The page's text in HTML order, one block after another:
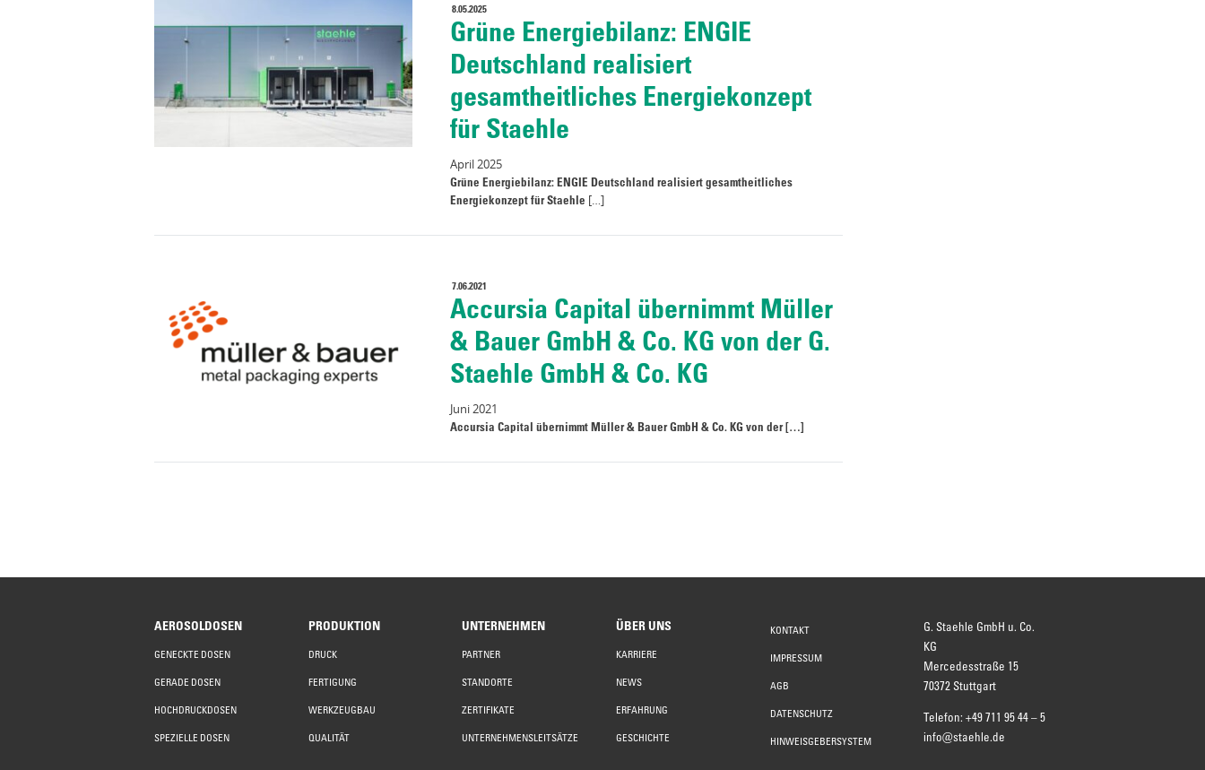
Grüne Energiebilanz: ENGIE
Deutschland realisiert
gesamtheitliches Energiekonzept
für Staehle
April 2025
Grüne Energiebilanz: ENGIE Deutschland realisiert gesamtheitliches
Energiekonzept für Staehle […]
8.05.2025
Accursia Capital übernimmt Müller
& Bauer GmbH & Co. KG von der G.
Staehle GmbH & Co. KG
Juni 2021
Accursia Capital übernimmt Müller & Bauer GmbH & Co. KG von der […]
7.06.2021
AEROSOLDOSEN
GENECKTE DOSEN
GERADE DOSEN
HOCHDRUCKDOSEN
SPEZIELLE DOSEN
PRODUKTION
DRUCK
FERTIGUNG
WERKZEUGBAU
QUALITÄT
UNTERNEHMEN
PARTNER
STANDORTE
ZERTIFIKATE
UNTERNEHMENSLEITSÄTZE
ÜBER UNS
KARRIERE
NEWS
ERFAHRUNG
GESCHICHTE
KONTAKT
IMPRESSUM
AGB
DATENSCHUTZ
HINWEISGEBERSYSTEM
G. Staehle GmbH u. Co.
KG
Mercedesstraße 15
70372 Stuttgart
Telefon:+49 711 95 44 – 5
info@staehle.de